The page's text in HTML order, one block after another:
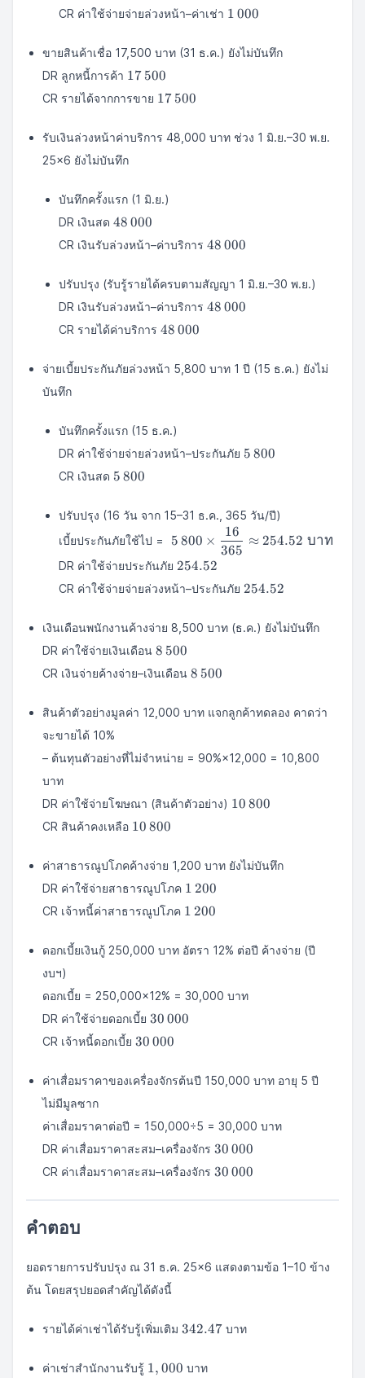
CR ค่าใช้จ่ายจ่ายล่วงหน้า–ค่าเช่า 1\,000
1 000
ขายสินค้าเชื่อ 17,500 บาท (31 ธ.ค.) ยังไม่บันทึก
DR ลูกหนี้การค้า 17\,500
17 500
CR รายได้จากการขาย 17\,500
17 500
รับเงินล่วงหน้าค่าบริการ 48,000 บาท ช่วง 1 มิ.ย.–30 พ.ย.
25×6 ยังไม่บันทึก
บันทึกครั้งแรก (1 มิ.ย.)
DR เงินสด 48\,000
48 000
CR เงินรับล่วงหน้า–ค่าบริการ 48\,000
48 000
ปรับปรุง (รับรู้รายได้ครบตามสัญญา 1 มิ.ย.–30 พ.ย.)
DR เงินรับล่วงหน้า–ค่าบริการ 48\,000
48 000
CR รายได้ค่าบริการ 48\,000
48 000
จ่ายเบี้ยประกันภัยล่วงหน้า 5,800 บาท 1 ปี (15 ธ.ค.) ยังไม่
บันทึก
บันทึกครั้งแรก (15 ธ.ค.)
DR ค่าใช้จ่ายจ่ายล่วงหน้า–ประกันภัย 5\,800
5 800
CR เงินสด 5\,800
5 800
ปรับปรุง (16 วัน จาก 15–31 ธ.ค., 365 วัน/ปี)
เบี้ยประกันภัยใช้ไป =
\;5\,800\times\dfrac{16}
{365}\approx254.52\;บาท
5 800 ×
365
16
≈ 254.52 บาท
DR ค่าใช้จ่ายประกันภัย 254.52
254.52
CR ค่าใช้จ่ายจ่ายล่วงหน้า–ประกันภัย 254.52
254.52
เงินเดือนพนักงานค้างจ่าย 8,500 บาท (ธ.ค.) ยังไม่บันทึก
DR ค่าใช้จ่ายเงินเดือน 8\,500
8 500
CR เงินจ่ายค้างจ่าย–เงินเดือน 8\,500
8 500
สินค้าตัวอย่างมูลค่า 12,000 บาท แจกลูกค้าทดลอง คาดว่า
จะขายได้ 10%
– ต้นทุนตัวอย่างที่ไม่จำหน่าย = 90%×12,000 = 10,800
บาท
DR ค่าใช้จ่ายโฆษณา (สินค้าตัวอย่าง) 10\,800
10 800
CR สินค้าคงเหลือ 10\,800
10 800
ค่าสาธารณูปโภคค้างจ่าย 1,200 บาท ยังไม่บันทึก
DR ค่าใช้จ่ายสาธารณูปโภค 1\,200
1 200
CR เจ้าหนี้ค่าสาธารณูปโภค 1\,200
1 200
ดอกเบี้ยเงินกู้ 250,000 บาท อัตรา 12% ต่อปี ค้างจ่าย (ปี
งบฯ)
ดอกเบี้ย = 250,000×12% = 30,000 บาท
DR ค่าใช้จ่ายดอกเบี้ย 30\,000
30 000
CR เจ้าหนี้ดอกเบี้ย 30\,000
30 000
ค่าเสื่อมราคาของเครื่องจักรต้นปี 150,000 บาท อายุ 5 ปี
ไม่มีมูลซาก
ค่าเสื่อมราคาต่อปี = 150,000÷5 = 30,000 บาท
DR ค่าเสื่อมราคาสะสม–เครื่องจักร 30\,000
30 000
CR ค่าเสื่อมราคาสะสม–เครื่องจักร 30\,000
30 000
คำตอบ
ยอดรายการปรับปรุง ณ 31 ธ.ค. 25×6 แสดงตามข้อ 1–10 ข้าง
ต้น โดยสรุปยอดสำคัญได้ดังนี้
รายได้ค่าเช่าได้รับรู้เพิ่มเติม 342.47
342.47 บาท
ค่าเช่าสำนักงานรับรู้ 1,000
1, 000 บาท